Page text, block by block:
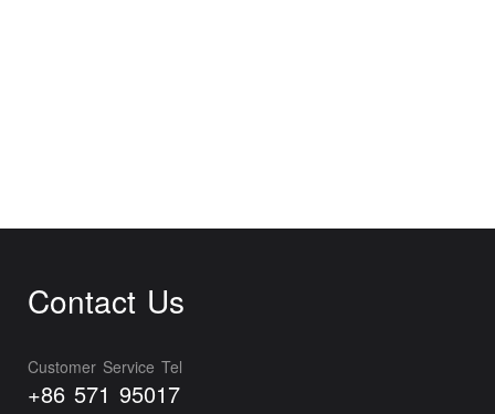
Contact Us
Customer Service Tel
+86 571 95017